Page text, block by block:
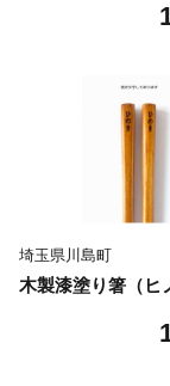
埼玉県川島町
木製漆塗り箸（ヒ